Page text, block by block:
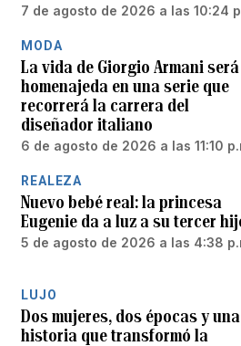
7 de agosto de 2026 a las 10:24
MODA
La vida de Giorgio Armani será
homenajeda en una serie que
recorrerá la carrera del
diseñador italiano
6 de agosto de 2026 a las 11:10
REALEZA
Nuevo bebé real: la princesa
Eugenie da a luz a su tercer
5 de agosto de 2026 a las 4:38
LUJO
Dos mujeres, dos épocas y una
historia que transformó la